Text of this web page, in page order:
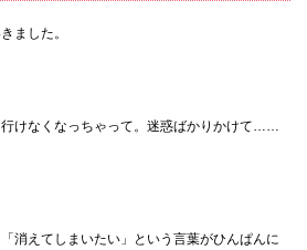
ました。
行けなくなっちゃって。迷惑ばかりかけて……
消えてしまいたい」という言葉がひんぱんに